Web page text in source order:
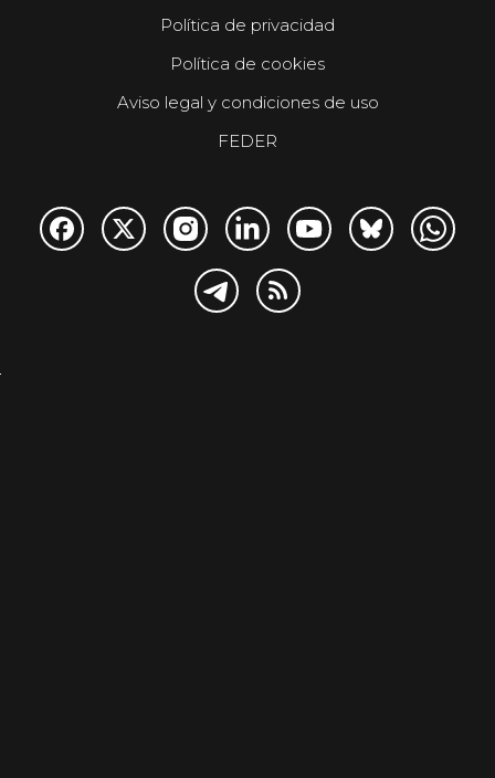
Política de privacidad
Política de cookies
Aviso legal y condiciones de uso
FEDER